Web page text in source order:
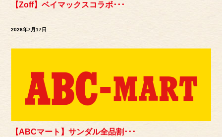
【Zoff】ベイマックスコラボ･･･
2026年7月17日
【ABCマート】サンダル全品割･･･